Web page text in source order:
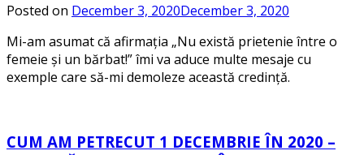
Posted on December 3, 2020December 3, 2020
Mi-am asumat că afirmația „Nu există prietenie între o
femeie și un bărbat!” îmi va aduce multe mesaje cu
exemple care să-mi demoleze această credință.
CUM AM PETRECUT 1 DECEMBRIE ÎN 2020 –